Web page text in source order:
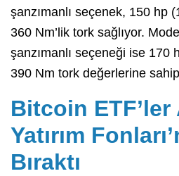
şanzımanlı seçenek, 150 hp
360 Nm’lik tork sağlıyor.
şanzımanlı seçeneği ise 170
390 Nm tork değerlerine
Bitcoin ETF’ler
Yatırım
Bıraktı